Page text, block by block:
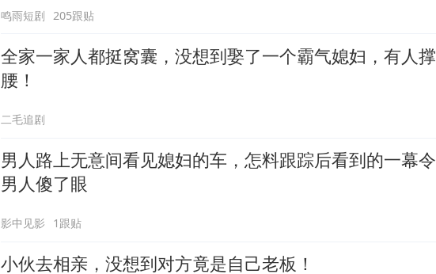
鸣雨短剧 205跟贴
全家一家人都挺窝囊，没想到娶了一个霸气媳妇，有人撑
腰！
二毛追剧
男人路上无意间看见媳妇的车，怎料跟踪后看到的一幕令
男人傻了眼
影中见影 1跟贴
小伙去相亲，没想到对方竟是自己老板！